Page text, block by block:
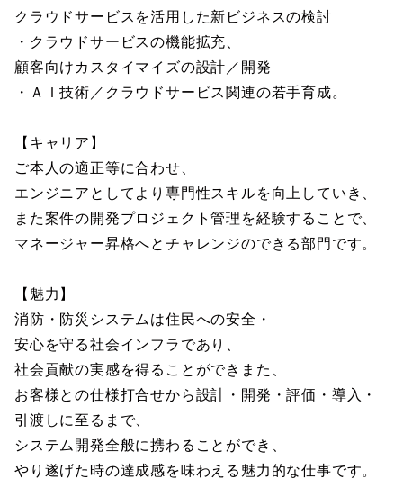
クラウドサービスを活用した新ビジネスの検討
・クラウドサービスの機能拡充、
顧客向けカスタイマイズの設計／開発
・ＡＩ技術／クラウドサービス関連の若手育成。
【キャリア】
ご本人の適正等に合わせ、
エンジニアとしてより専門性スキルを向上していき、
また案件の開発プロジェクト管理を経験することで、
マネージャー昇格へとチャレンジのできる部門です。
【魅力】
消防・防災システムは住民への安全・
安心を守る社会インフラであり、
社会貢献の実感を得ることができまた、
お客様との仕様打合せから設計・開発・評価・導入・
引渡しに至るまで、
システム開発全般に携わることができ、
やり遂げた時の達成感を味わえる魅力的な仕事です。